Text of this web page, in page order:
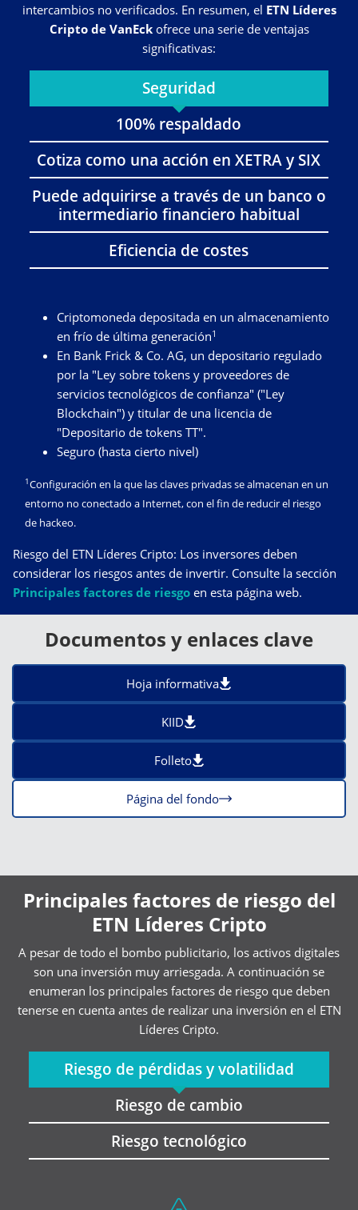
intercambios no verificados. En resumen, el ETN Líderes
Cripto de VanEckofrece una serie de ventajas
significativas:
Seguridad
100% respaldado
Cotiza como una acción en XETRA y SIX
Puede adquirirse a través de un banco o
intermediario financiero habitual
Eficiencia de costes
Criptomoneda depositada en un almacenamiento
en frío de última generación1
En Bank Frick & Co. AG, un depositario regulado
por la "Ley sobre tokens y proveedores de
servicios tecnológicos de confianza" ("Ley
Blockchain") y titular de una licencia de
"Depositario de tokens TT".
Seguro (hasta cierto nivel)
1Configuración en la que las claves privadas se almacenan en un
entorno no conectado a Internet, con el fin de reducir el riesgo
de hackeo.
Riesgo del ETN Líderes Cripto: Los inversores deben
considerar los riesgos antes de invertir. Consulte la sección
Principales factores de riesgo en esta página web.
Documentos y enlaces clave
Hoja informativa
KIID
Folleto
Página del fondo
Principales factores de riesgo del
ETN Líderes Cripto
A pesar de todo el bombo publicitario, los activos digitales
son una inversión muy arriesgada. A continuación se
enumeran los principales factores de riesgo que deben
tenerse en cuenta antes de realizar una inversión en el ETN
Líderes Cripto.
Riesgo de pérdidas y volatilidad
Riesgo de cambio
Riesgo tecnológico